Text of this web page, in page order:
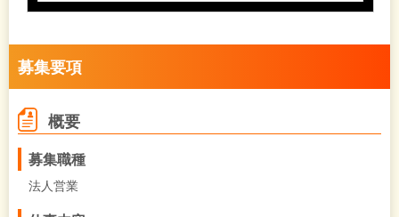
募集要項
概要
募集職種
法人営業